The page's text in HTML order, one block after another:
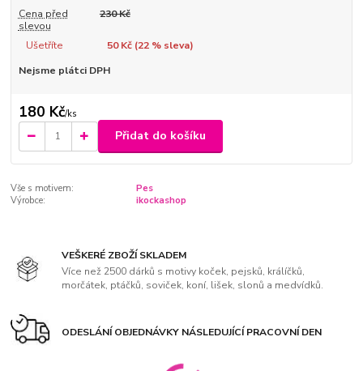
Cena před
slevou
230 Kč
Ušetříte 50 Kč (22% sleva)
Nejsme plátci DPH
180 Kč/ks
Přidat do košíku
Vše s motivem:
Pes
Výrobce:
ikockashop
VEŠKERÉ ZBOŽÍ SKLADEM
Více než 2500 dárků s motivy koček, pejsků, králíčků,
morčátek, ptáčků, soviček, koní, lišek, slonů a medvídků.
ODESLÁNÍ OBJEDNÁVKY NÁSLEDUJÍCÍ PRACOVNÍ DEN